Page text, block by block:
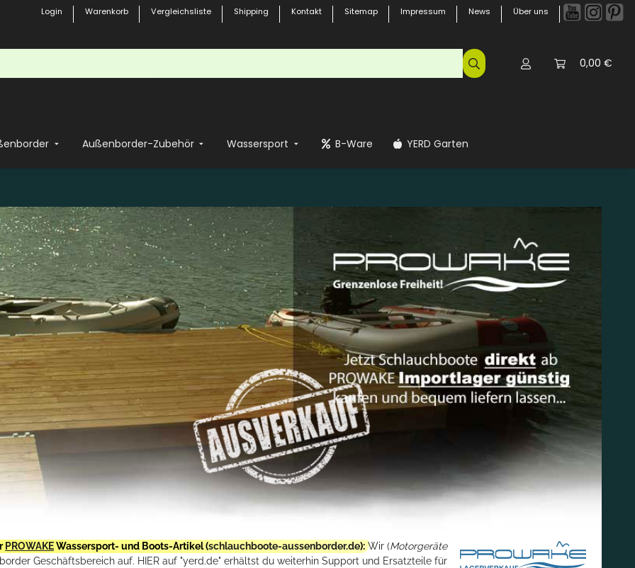
Login Warenkorb Vergleichsliste Shipping Kontakt Sitemap Impressum News Über uns
0,00 €
Außenborder-Zubehör Wassersport B-Ware YERD Garten
PROWAKEWassersport- und Boots-Artikel (schlauchboote-aussenborder.de): Wir (Motorgeräte
Geschäftsbereich auf. HIER auf "yerd.de" erhältst du weiterhin Support und Ersatzteile für